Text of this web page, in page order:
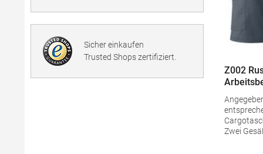
Sicher einkaufen
Trusted Shops zertifiziert.
Z002
Hose aus
Zwei